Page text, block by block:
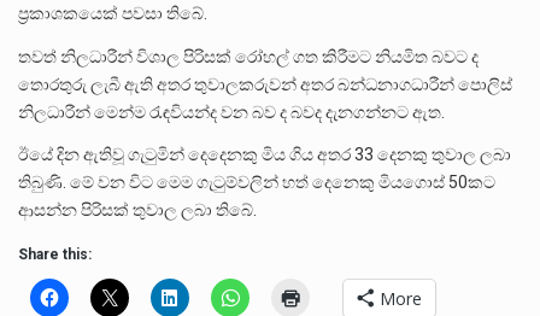
ප්‍රකාශකයෙක් පවසා තිබේ.
තවත් නිලධාරීන් විශාල පිරිසක් රෝහල් ගත කිරීමට නියමිත බවට ද
තොරතුරු ලැබී ඇති අතර තුවාලකරුවන් අතර බන්ධනාගධාරීන් පොලිස්
නිලධාරීන් මෙන්ම රැඳවියන්ද වන බව ද බවද දැනගන්නට ඇත.
ඊයේ දින ඇතිවූ ගැටුමින් දෙදෙනකු මිය ගිය අතර 33 දෙනකු තුවාල ලබා
තිබුණි. මේ වන විට මෙම ගැටුම්වලින් හත් දෙනෙකු මියගොස් 50කට
ආසන්න පිරිසක් තුවාල ලබා තිබේ.
Share this:
More